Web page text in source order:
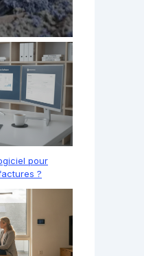
pour
?